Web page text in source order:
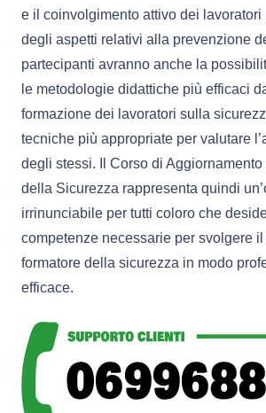
e il coinvolgimento attivo dei
degli aspetti relativi alla prevenzione
partecipanti avranno anche la
le metodologie didattiche più efficaci
formazione dei lavoratori sulla
tecniche più appropriate per valutare
degli stessi. Il Corso di Aggiornamento
della Sicurezza rappresenta quindi
irrinunciabile per tutti coloro che
competenze necessarie per svolgere
formatore della sicurezza in modo
efficace.